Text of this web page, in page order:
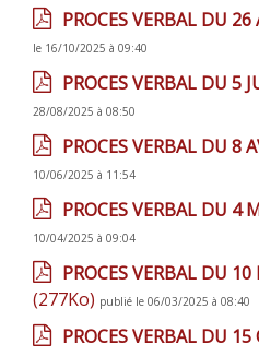
PROCES VERBAL DU
le 16/10/2025 à 09:40
PROCES VERBAL DU 5
28/08/2025 à 08:50
PROCES VERBAL DU 8
10/06/2025 à 11:54
PROCES VERBAL DU 4
10/04/2025 à 09:04
PROCES VERBAL DU
(277Ko) publié le 06/03/2025 à 08:40
PROCES VERBAL DU